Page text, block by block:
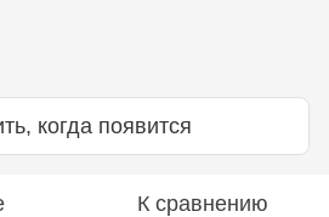
когда появится
К сравнению